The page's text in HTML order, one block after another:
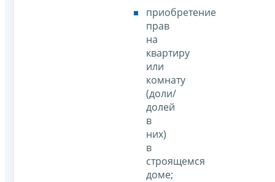
приобретение
прав
на
квартиру
или
комнату
(доли/
долей
в
них)
в
строящемся
доме;